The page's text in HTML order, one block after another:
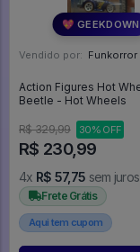
💖 GEEKDOWN
Vendido por: Funkorror
Action Figures Hot
Beetle - Hot Wheels
R$ 329,99 30% OFF
R$ 230,99
4x R$ 57,75 sem juros
Frete Grátis
Aqui tem cupom